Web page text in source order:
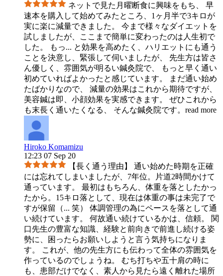
ネットで見た月曜断食に興味をもち、 早
速本を購入して始めてみたところ、1ヶ月半で3キロが
実に楽に減量できました。 今まで様々なダイエットを
試しましたが、ここまで簡単に変わったのは人生初で
した。 もっ... と効果を高めたく、ハリエットにも通う
ことを決意し、緊張して伺いましたが、 先生方は皆さ
ん優しく、雰囲気が明るい鍼灸院で、 もっと早く通い
初めていればよかったと感じています。 まだ通い始め
たばかりなので、 減量の効果はこれから期待ですが、
美容鍼は即、小顔効果を実感できます。 ぜひこれから
も末長く通いたくなる、 そんな鍼灸院です。 read more
Hiroko Komamizu
12:23 07 Sep 20
【長く通う理由】 通い始めた時期を正確
には忘れてしまいましたが、7年位。片道2時間かけて
通っています。 最初はもちろん、体重を落としたかっ
たから。15キロ落として、現在は体重の事は未完了で
すが保留（... 笑） 体調管理の為にペースを落として通
い続けています。 何故通い続けているかは、信頼。 関
口先生の豊富な知識、経験と前向きで前進し続ける姿
勢に、困ったらお願いしようと言う気持ちになりま
す。 これが、他の先生方にも伝わって全体の雰囲気を
作っているのでしょうね。 むち打ちや五十肩の時に
も、患部だけでなく、素人から見たら遠く離れた場所